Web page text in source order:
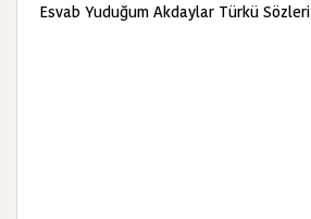
Esvab Yuduğum Akdaylar Türkü Sözleri